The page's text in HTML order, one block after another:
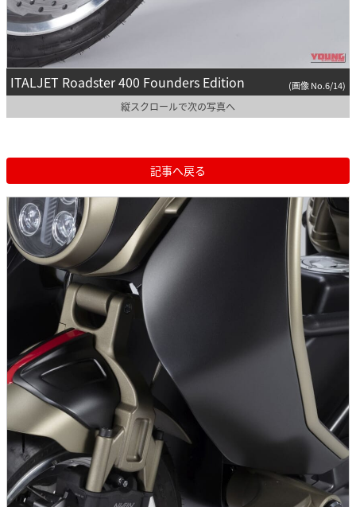
ITALJET Roadster 400 Founders Edition (画像 No.6/14)
縦スクロールで次の写真へ
記事へ戻る